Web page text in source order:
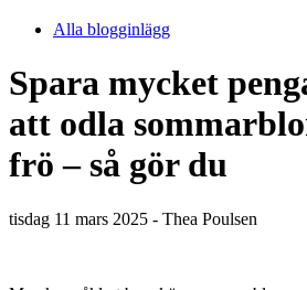
Alla blogginlägg
Spara mycket
att odla
frö – så gör du
tisdag 11 mars 2025 - Thea Poulsen